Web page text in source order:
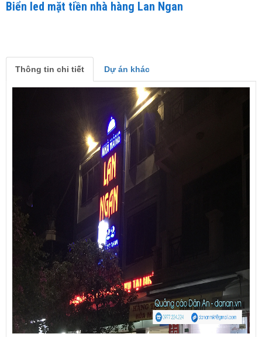
Biển led mặt tiền nhà hàng Lan Ngan
Thông tin chi tiết Dự án khác